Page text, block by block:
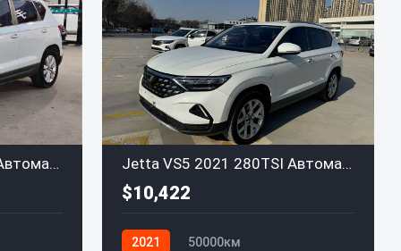
Jetta VS5 2019 280TSI Автоматическая Jetta VS5 2021 280TSI Автоматическая
$10,422
2021
50000км